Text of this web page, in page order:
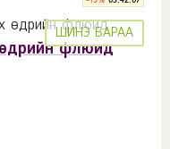
ШИНЭ БАРАА
өдрийн флюид